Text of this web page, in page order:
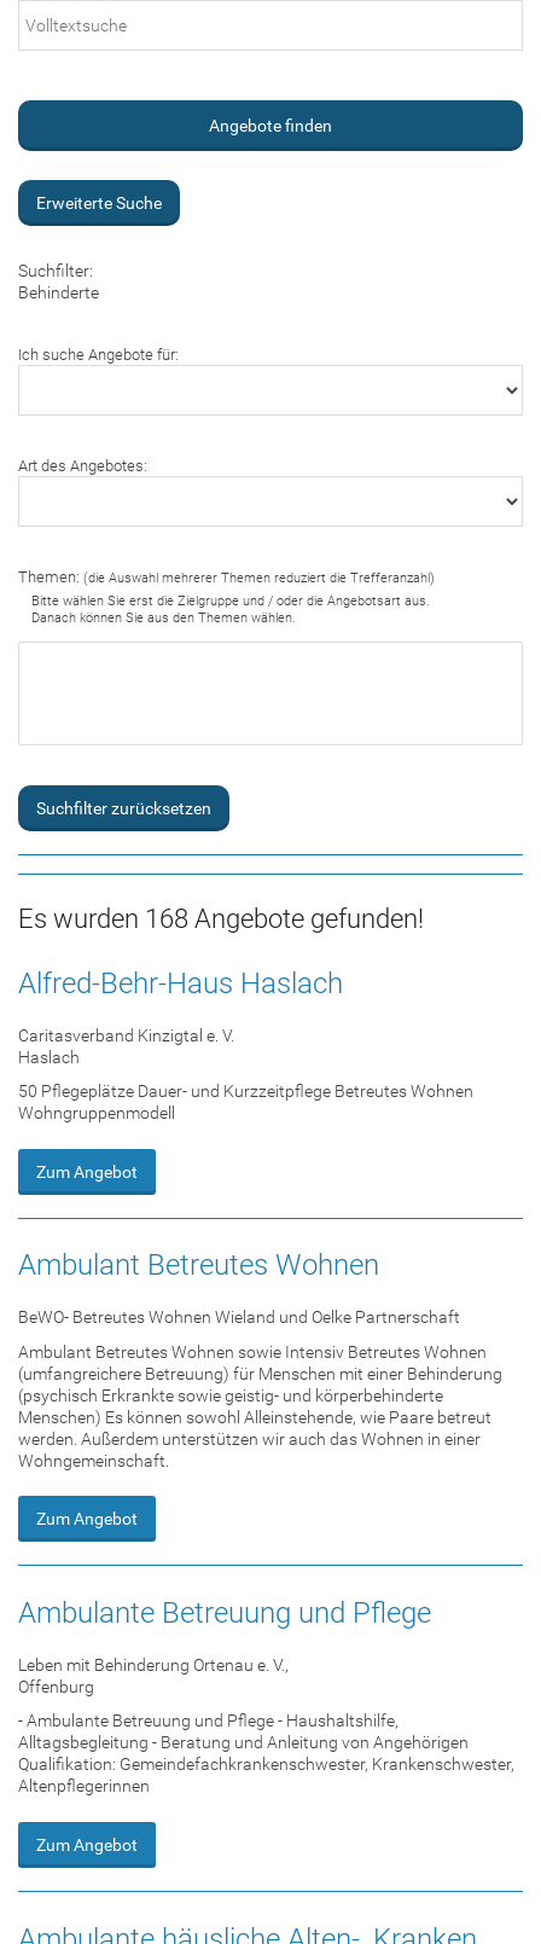
Erweiterte Suche
Suchfilter:
Behinderte
Ich suche Angebote für:
Art des Angebotes:
Themen: (die Auswahl mehrerer Themen reduziert die Trefferanzahl)
Bitte wählen Sie erst die Zielgruppe und / oder die Angebotsart aus.
Danach können Sie aus den Themen wählen.
Suchfilter zurücksetzen
Es wurden 168 Angebote gefunden!
Alfred-Behr-Haus Haslach
Caritasverband Kinzigtal e. V.
Haslach
50 Pflegeplätze Dauer- und Kurzzeitpflege Betreutes Wohnen
Wohngruppenmodell
Zum Angebot
Ambulant Betreutes Wohnen
BeWO- Betreutes Wohnen Wieland und Oelke Partnerschaft
Ambulant Betreutes Wohnen sowie Intensiv Betreutes Wohnen
(umfangreichere Betreuung) für Menschen mit einer Behinderung
(psychisch Erkrankte sowie geistig- und körperbehinderte
Menschen) Es können sowohl Alleinstehende, wie Paare betreut
werden. Außerdem unterstützen wir auch das Wohnen in einer
Wohngemeinschaft.
Zum Angebot
Ambulante Betreuung und Pflege
Leben mit Behinderung Ortenau e. V.,
Offenburg
- Ambulante Betreuung und Pflege - Haushaltshilfe,
Alltagsbegleitung - Beratung und Anleitung von Angehörigen
Qualifikation: Gemeindefachkrankenschwester, Krankenschwester,
Altenpflegerinnen
Zum Angebot